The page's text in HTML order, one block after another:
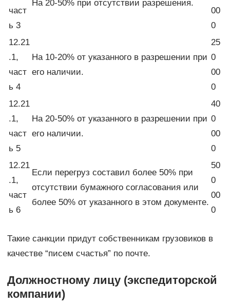
част
ь 3
На 20-50% при отсутствии разрешения.
00
0
12.21
.1,
част
ь 4
На 10-20% от указанного в разрешении при
его наличии.
25
0
00
0
12.21
.1,
част
ь 5
На 20-50% от указанного в разрешении при
его наличии.
40
0
00
0
12.21
.1,
част
ь 6
Если перегруз составил более 50% при
отсутствии бумажного согласования или
более 50% от указанного в этом документе.
50
0
00
0
Такие санкции придут собственникам грузовиков в
качестве “писем счастья” по почте.
Должностному лицу (экспедиторской
компании)